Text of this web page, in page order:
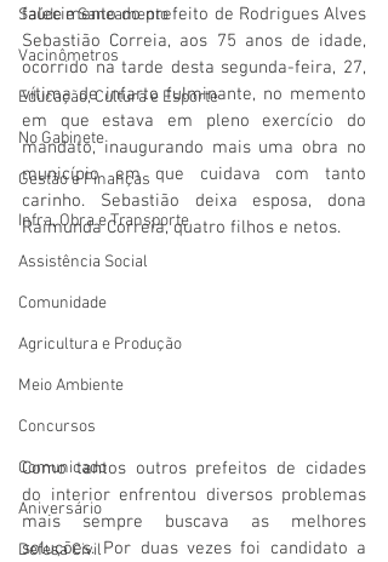
Saúde e Saneamento
Vacinômetros
Educação, Cultura e Esporte
No Gabinete
Gestão e Finanças
Infra, Obra e Transporte
Assistência Social
Comunidade
Agricultura e Produção
Meio Ambiente
Concursos
Comunicado
Aniversário
Defesa Civil
falecimento do prefeito de Rodrigues Alves
Sebastião Correia, aos 75 anos de idade,
ocorrido na tarde desta segunda-feira, 27,
vítima de infarto fulminante, no memento
em que estava em pleno exercício do
mandato, inaugurando mais uma obra no
município em que cuidava com tanto
carinho. Sebastião deixa esposa, dona
Raimunda Correia, quatro filhos e netos.
Como tantos outros prefeitos de cidades
do interior enfrentou diversos problemas
mais sempre buscava as melhores
soluções. Por duas vezes foi candidato a